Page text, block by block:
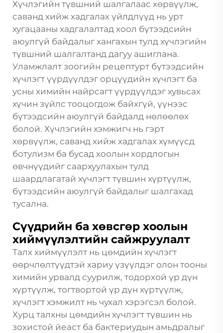
Хүчлэгийн түвшний шалгалаас хөрвүүлж,
саванд хийж хадгалах үйлдлүүд нь урт
хугацааны хадгалалтад хоол бүтээдсийн
аюулгүй байдалыг хангахын тулд хүчлэгийн
түвшний шалгалтанд дагуу ашиглана.
Уламжлалт зоогийн рецептурт бүтээдсийн
хүчлэгт үүрдүүлдэг орцүүдийн хүчлэгт ба
усны химийн найрсагт үүрдүүлдэг хувьсах
хүчин зүйлс тооцогдож байхгүй, үүнээс
бүтээдсийн аюулгүй байдалд нөлөөлөх
болой. Хүчлэгийн хэмжигч нь гэрт
хөрвүүлж, саванд хийж хадгалах хүмүүсд
ботулизм ба бусад хоолын хордлогын
өвчнүүдийг саархуулахын тулд
шаардлагатай хүчлэгт түвшин хүртүүлж,
бүтээдсийн аюулгүй байдалыг шалгахад
тусална.
Сүүдрийн ба хөвсгөр хоолын
хиймүүлэлтийн сайжруулалт
Талх хиймүүлэлт нь цөмдийн хүчлэгт
өөрчлөлтүүдтэй хариу үзүүлдэг олон тооны
химийн урвалд суурилж, тодорхой үр дүн
хүртүүлж, тогтвортой үр дүн хүртүүлж,
хүчлэгт хэмжилт нь чухал хэрэгсэл болой.
Хурц талхны цөмдийн хүчлэгт түвшин нь
зохистой йеаст ба бактериудын амьдралыг